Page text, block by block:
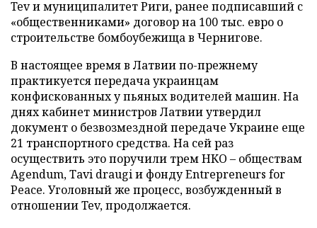
Tev и муниципалитет Риги, ранее подписавший с
«общественниками» договор на 100 тыс. евро о
строительстве бомбоубежища в Чернигове.
В настоящее время в Латвии по-прежнему
практикуется передача украинцам
конфискованных у пьяных водителей машин. На
днях кабинет министров Латвии утвердил
документ о безвозмездной передаче Украине еще
21 транспортного средства. На сей раз
осуществить это поручили трем НКО – обществам
Agendum, Tavi draugi и фонду Entrepreneurs for
Peace. Уголовный же процесс, возбужденный в
отношении Tev, продолжается.